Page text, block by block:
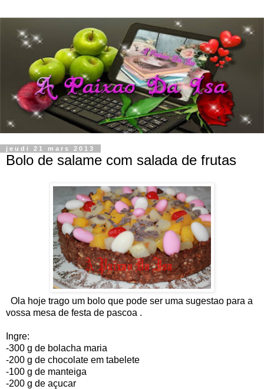
jeudi 21 mars 2013
Bolo de salame com salada de frutas
Ola hoje trago um bolo que pode ser uma sugestao para a
vossa mesa de festa de pascoa .
Ingre:
-300 g de bolacha maria
-200 g de chocolate em tabelete
-100 g de manteiga
-200 g de açucar